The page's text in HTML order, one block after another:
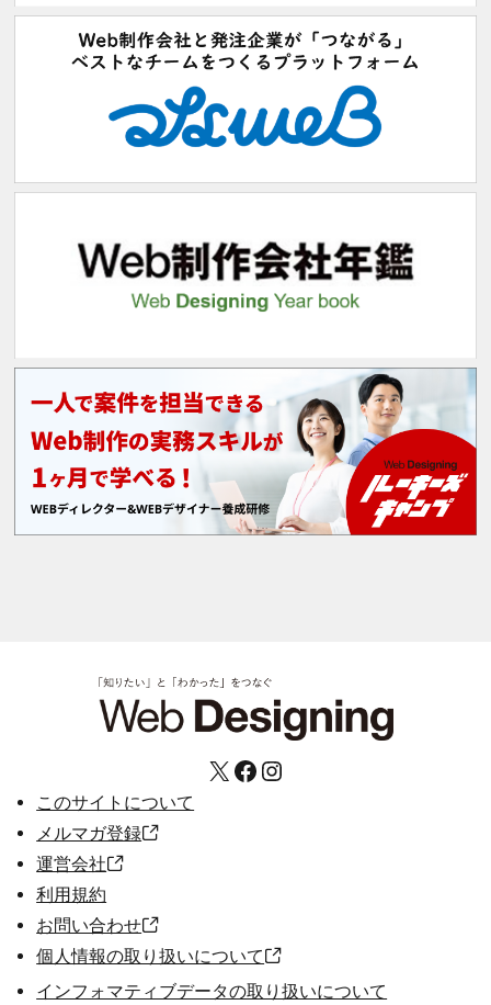
X Facebook Instagram
このサイトについて
メルマガ登録
運営会社
利用規約
お問い合わせ
個人情報の取り扱いについて
インフォマティブデータの取り扱いについて